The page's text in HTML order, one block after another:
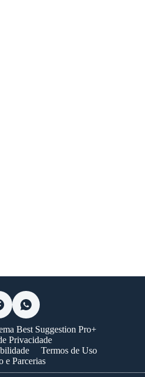
Best Suggestion Pro+
Privacidade
Termos de Uso
e Parcerias